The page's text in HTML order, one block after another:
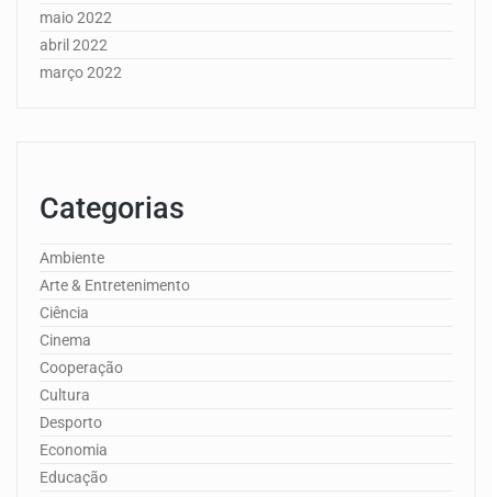
maio 2022
abril 2022
março 2022
Categorias
Ambiente
Arte & Entretenimento
Ciência
Cinema
Cooperação
Cultura
Desporto
Economia
Educação